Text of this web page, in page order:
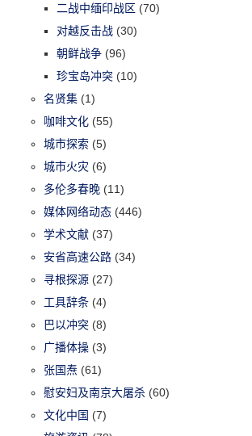
二战中缅印战区 (70)
对越反击战 (30)
朝鲜战争 (96)
珍宝岛冲突 (10)
名贤集 (1)
咖啡文化 (55)
城市探索 (5)
城市火灾 (6)
多伦多春晚 (11)
媒体网络动态 (446)
学术文献 (37)
安省高速公路 (34)
寻根探源 (27)
工具辞条 (4)
巴以冲突 (8)
广播体操 (3)
张国焘 (61)
慰安妇及南京大屠杀 (60)
文化中国 (7)